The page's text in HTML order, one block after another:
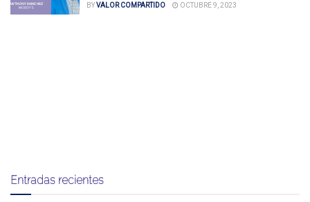
BYVALOR COMPARTIDO OCTUBRE 9, 2023
Entradas recientes